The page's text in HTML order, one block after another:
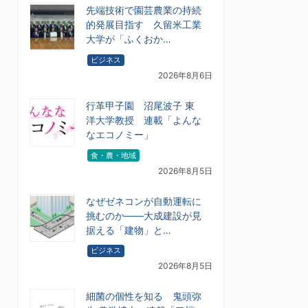
先端技術で園芸農業の持続
的発展目指す 久留米工業
大学が「ふくおか…
ビジネス
2026年8月6日
行革甲子園 沼尾波子 東
洋大学教授 連載「よんな
なエコノミー」
食・農・地域
2026年8月5日
なぜゼネコンが自動運転に
挑むのか――大成建設が見
据える「建物」と…
ビジネス
2026年8月5日
細菌の個性を知る 鬼頭弥